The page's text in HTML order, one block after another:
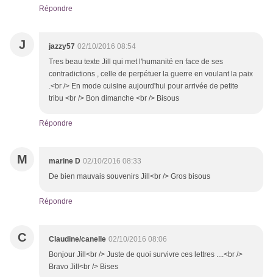
Répondre
J jazzy57 02/10/2016 08:54
Tres beau texte Jill qui met l'humanité en face de ses
contradictions , celle de perpétuer la guerre en voulant la paix
.<br /> En mode cuisine aujourd'hui pour arrivée de petite
tribu <br /> Bon dimanche <br /> Bisous
Répondre
M marine D 02/10/2016 08:33
De bien mauvais souvenirs Jill<br /> Gros bisous
Répondre
C Claudine/canelle 02/10/2016 08:06
Bonjour Jill<br /> Juste de quoi survivre ces lettres ....<br />
Bravo Jill<br /> Bises